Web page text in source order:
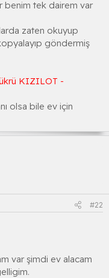
benim tek dairem var
zaten okuyup
göndermiş
KIZILOT -
olsa bile ev için
#22
var şimdi ev alacam